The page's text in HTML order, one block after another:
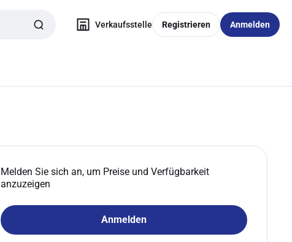
Verkaufsstelle Registrieren Anmelden
Melden Sie sich an, um Preise und Verfügbarkeit
anzuzeigen
Anmelden